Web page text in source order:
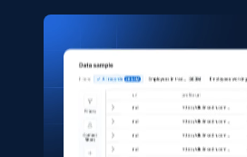
5.4K+ 667+
Shein- Products